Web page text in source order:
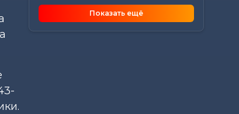
Калейдоскоп -06.08.2026 06:30
Энергия 7 августа: где найти
вдохновение и как не
Показать ещё